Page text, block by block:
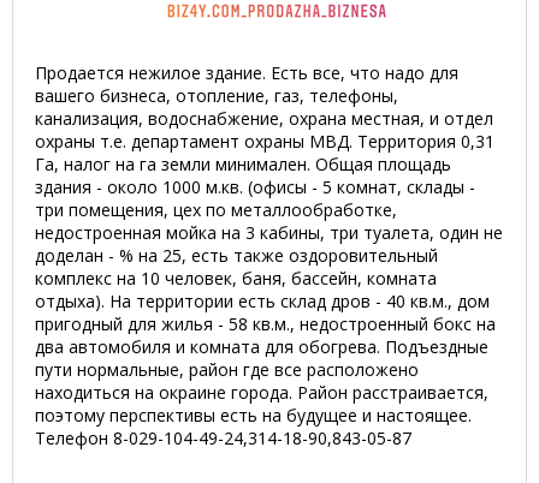
Продается нежилое здание. Есть все, что надо для
вашего бизнеса, отопление, газ, телефоны,
канализация, водоснабжение, охрана местная, и отдел
охраны т.е. департамент охраны МВД. Территория 0,31
Га, налог на га земли минимален. Общая площадь
здания - около 1000 м.кв. (офисы - 5 комнат, склады -
три помещения, цех по металлообработке,
недостроенная мойка на 3 кабины, три туалета, один не
доделан - % на 25, есть также оздоровительный
комплекс на 10 человек, баня, бассейн, комната
отдыха). На территории есть склад дров - 40 кв.м., дом
пригодный для жилья - 58 кв.м., недостроенный бокс на
два автомобиля и комната для обогрева. Подъездные
пути нормальные, район где все расположено
находиться на окраине города. Район расстраивается,
поэтому перспективы есть на будущее и настоящее.
Телефон 8-029-104-49-24,314-18-90,843-05-87